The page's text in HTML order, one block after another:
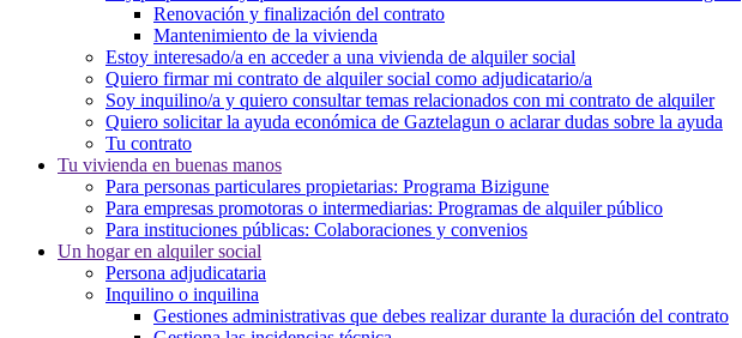
Renovación y finalización del contrato
Mantenimiento de la vivienda
Estoy interesado/a en acceder a una vivienda de alquiler social
Quiero firmar mi contrato de alquiler social como adjudicatario/a
Soy inquilino/a y quiero consultar temas relacionados con mi contrato de alquiler
Quiero solicitar la ayuda económica de Gaztelagun o aclarar dudas sobre la ayuda
Tu contrato
Tu vivienda en buenas manos
Para personas particulares propietarias: Programa Bizigune
Para empresas promotoras o intermediarias: Programas de alquiler público
Para instituciones públicas: Colaboraciones y convenios
Un hogar en alquiler social
Persona adjudicataria
Inquilino o inquilina
Gestiones administrativas que debes realizar durante la duración del contrato